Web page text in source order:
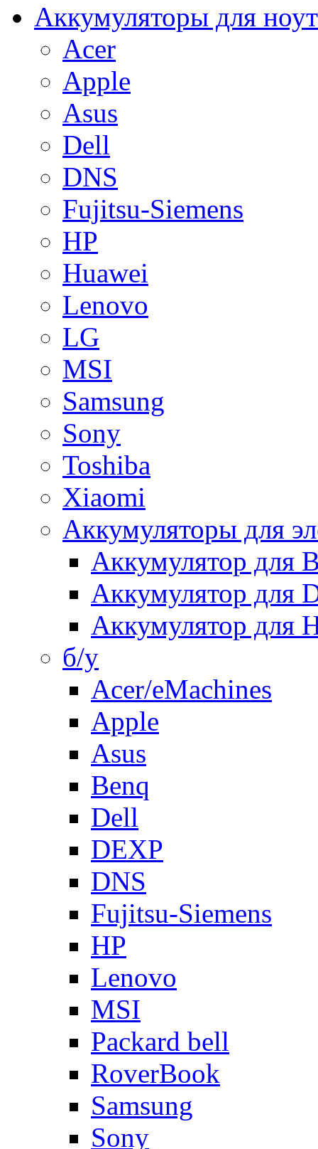
Аккумуляторы для
Acer
Apple
Asus
Dell
DNS
Fujitsu-Siemens
HP
Huawei
Lenovo
LG
MSI
Samsung
Sony
Toshiba
Xiaomi
Аккумуляторы для
Аккумулятор для
Аккумулятор для
Аккумулятор для
б/у
Acer/eMachines
Apple
Asus
Benq
Dell
DEXP
DNS
Fujitsu-Siemens
HP
Lenovo
MSI
Packard bell
RoverBook
Samsung
Sony